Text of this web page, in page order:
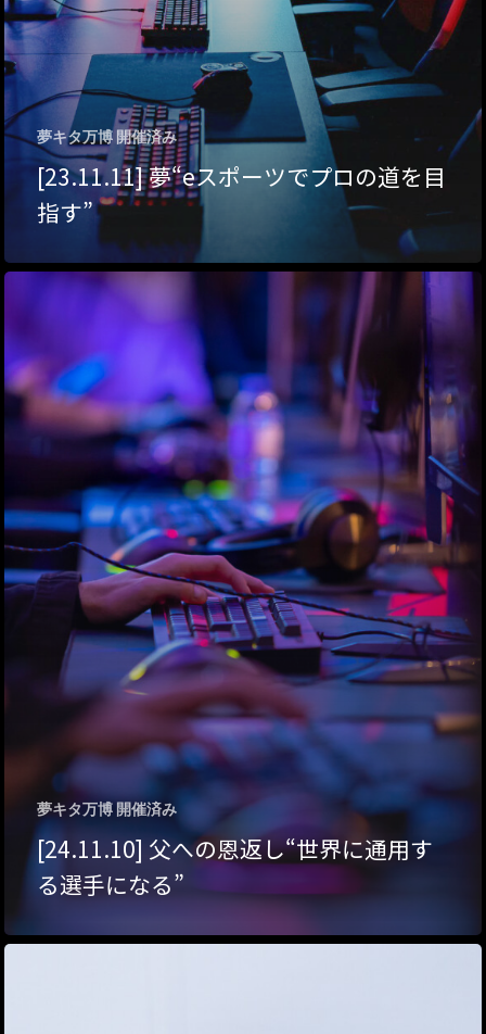
夢キタ万博 開催済み
[23.11.11] 夢“eスポーツでプロの道を目
指す”
夢キタ万博 開催済み
[24.11.10] 父への恩返し“世界に通用す
る選手になる”
ハイパー縁側@夢キ
ハイパー縁側@東本
ハイパー縁側@阿倍
ハイパー縁側@新京
ハイパー縁側@塩屋
ハイパー縁側@梅田
ハイパー縁側@車山
Archives
Archives リスト表示
Category
アート／文化／音楽
クラフト
コミュニティ／まちづ
ビジネス／起業／経営
医療／健康／福祉
教育／哲学
食
アクセス
お問い合わせ
About Hyper Engawa
E:info@hyper-